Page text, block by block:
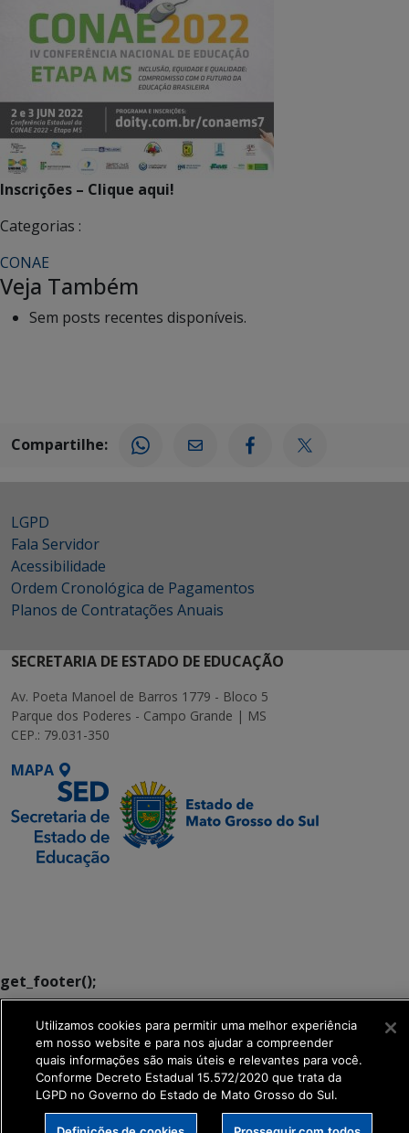
Inscrições – Clique aqui!
Categorias :
CONAE
Veja Também
Sem posts recentes disponíveis.
Compartilhe:
LGPD
Fala Servidor
Acessibilidade
Ordem Cronológica de Pagamentos
Planos de Contratações Anuais
SECRETARIA DE ESTADO DE EDUCAÇÃO
Av. Poeta Manoel de Barros 1779 - Bloco 5
Parque dos Poderes - Campo Grande | MS
CEP.: 79.031-350
MAPA
get_footer();
Utilizamos cookies para permitir uma melhor experiência
em nosso website e para nos ajudar a compreender
quais informações são mais úteis e relevantes para você.
Conforme Decreto Estadual 15.572/2020 que trata da
LGPD no Governo do Estado de Mato Grosso do Sul.